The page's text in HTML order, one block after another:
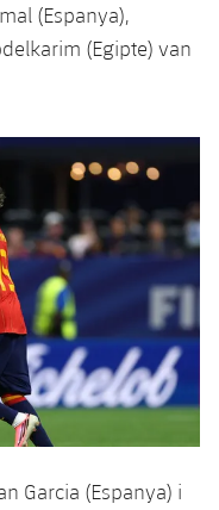
(Espanya),
(Egipte) van
Garcia (Espanya) i